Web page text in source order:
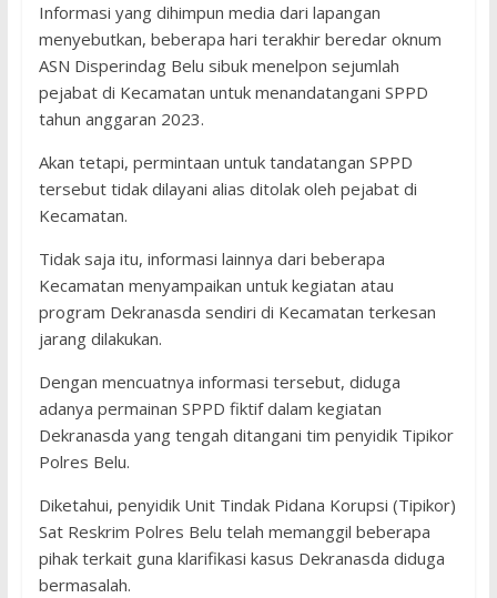
Informasi yang dihimpun media dari lapangan
menyebutkan, beberapa hari terakhir beredar oknum
ASN Disperindag Belu sibuk menelpon sejumlah
pejabat di Kecamatan untuk menandatangani SPPD
tahun anggaran 2023.
Akan tetapi, permintaan untuk tandatangan SPPD
tersebut tidak dilayani alias ditolak oleh pejabat di
Kecamatan.
Tidak saja itu, informasi lainnya dari beberapa
Kecamatan menyampaikan untuk kegiatan atau
program Dekranasda sendiri di Kecamatan terkesan
jarang dilakukan.
Dengan mencuatnya informasi tersebut, diduga
adanya permainan SPPD fiktif dalam kegiatan
Dekranasda yang tengah ditangani tim penyidik Tipikor
Polres Belu.
Diketahui, penyidik Unit Tindak Pidana Korupsi (Tipikor)
Sat Reskrim Polres Belu telah memanggil beberapa
pihak terkait guna klarifikasi kasus Dekranasda diduga
bermasalah.